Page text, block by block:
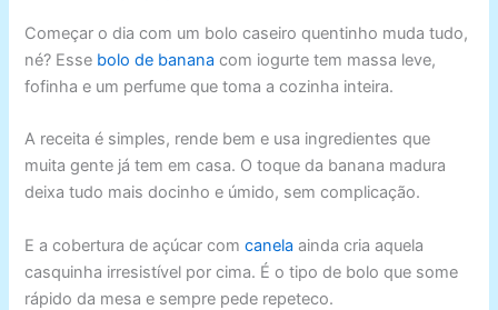
Começar o dia com um bolo caseiro quentinho muda tudo,
né? Esse bolo de banana com iogurte tem massa leve,
fofinha e um perfume que toma a cozinha inteira.
A receita é simples, rende bem e usa ingredientes que
muita gente já tem em casa. O toque da banana madura
deixa tudo mais docinho e úmido, sem complicação.
E a cobertura de açúcar comcanela ainda cria aquela
casquinha irresistível por cima. É o tipo de bolo que some
rápido da mesa e sempre pede repeteco.